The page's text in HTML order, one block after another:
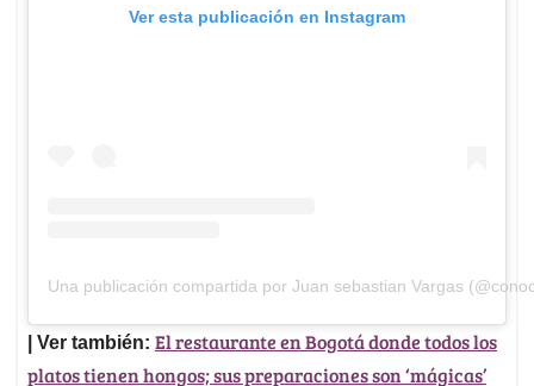
Ver esta publicación en Instagram
Una publicación compartida por Juan sebastian Vargas
| Ver también: El restaurante en Bogotá donde todos los
platos tienen hongos; sus preparaciones son ‘mágicas’